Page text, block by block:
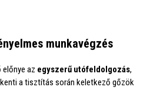
munkavégzés
az egyszerű utófeldolgozás,
a tisztítás során keletkező gőzök